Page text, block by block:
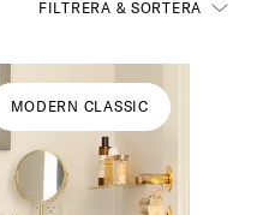
FILTRERA & SORTERA
MODERN CLASSIC